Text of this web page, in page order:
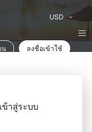
Language
Thai
USD
น ลงชื่อเข้าใช้
าสู่ระบบ